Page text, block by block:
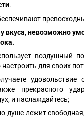
.
вкуса, невозможно
воздушный
для своих
удовольствие
прекрасного
и наслаждайтесь;
душе лежит